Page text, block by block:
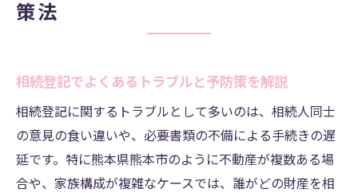
策法
相続登記でよくあるトラブルと予防策を解説
相続登記に関するトラブルとして多いのは、相続人同士
の意見の食い違いや、必要書類の不備による手続きの遅
延です。特に熊本県熊本市のように不動産が複数ある場
合や、家族構成が複雑なケースでは、誰がどの財産を相